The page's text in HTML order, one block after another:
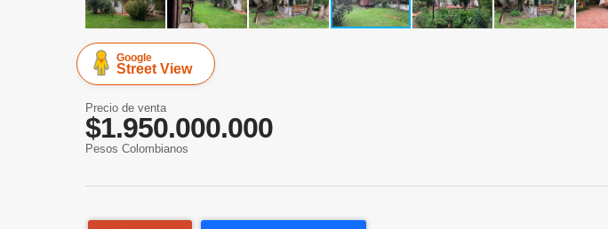
Google
Street View
Precio de venta
$1.950.000.000
Pesos Colombianos